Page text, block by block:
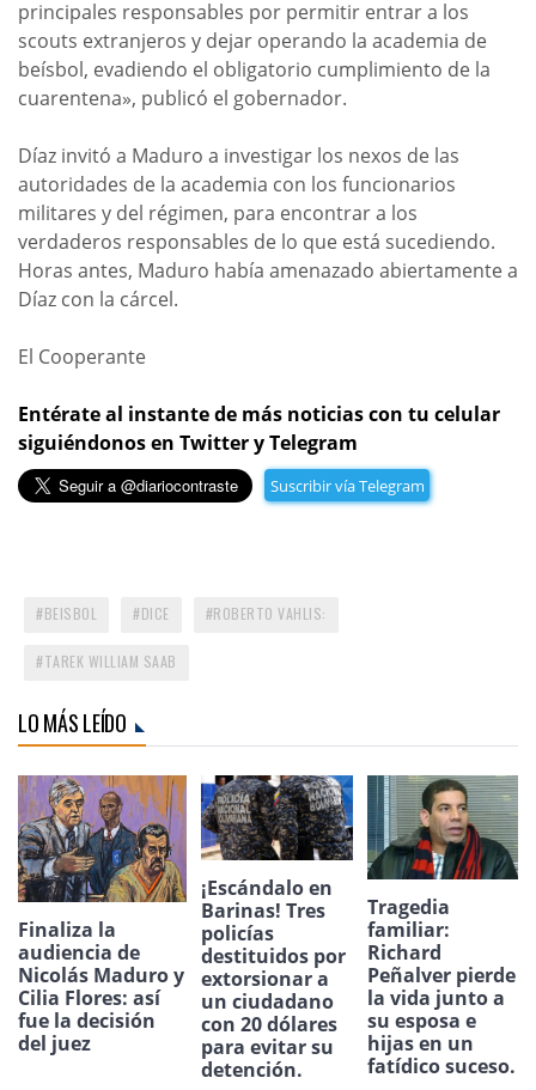
principales responsables por permitir entrar a los
scouts extranjeros y dejar operando la academia de
beísbol, evadiendo el obligatorio cumplimiento de la
cuarentena», publicó el gobernador.
Díaz invitó a Maduro a investigar los nexos de las
autoridades de la academia con los funcionarios
militares y del régimen, para encontrar a los
verdaderos responsables de lo que está sucediendo.
Horas antes, Maduro había amenazado abiertamente a
Díaz con la cárcel.
El Cooperante
Entérate al instante de más noticias con tu celular
siguiéndonos en Twitter y Telegram
Suscribir vía Telegram
BEISBOL DICE ROBERTO VAHLIS:
TAREK WILLIAM SAAB
LO MÁS LEÍDO
Finaliza la
audiencia de
Nicolás Maduro y
Cilia Flores: así
fue la decisión
del juez
¡Escándalo en
Barinas! Tres
policías
destituidos por
extorsionar a
un ciudadano
con 20 dólares
para evitar su
detención.
Tragedia
familiar:
Richard
Peñalver pierde
la vida junto a
su esposa e
hijas en un
fatídico suceso.